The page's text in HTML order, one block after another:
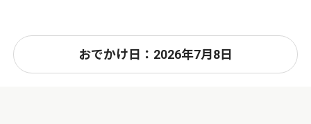
おでかけ日：2026年7月8日